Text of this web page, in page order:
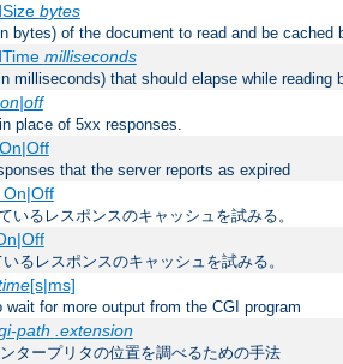
bytes
bytes) of the document to read and be cached
milliseconds
milliseconds) that should elapse while reading
on|off
place of 5xx responses.
that the server reports as expired
いるレスポンスのキャッシュを試みる。
るレスポンスのキャッシュを試みる。
[s|ms]
for more output from the CGI program
path .extension
タープリタの位置を調べるための手法